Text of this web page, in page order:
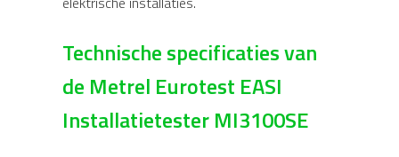
Technische specificaties van
de Metrel Eurotest EASI
Installatietester MI3100SE